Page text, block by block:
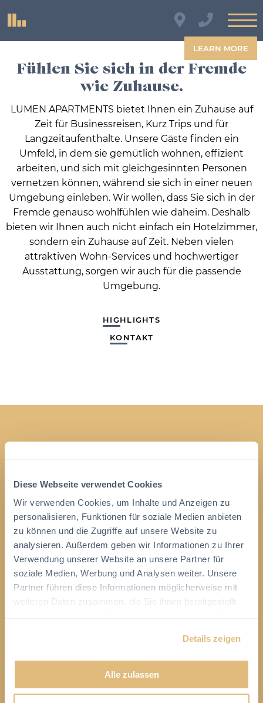
Diese Webseite verwendet Cookies
Wir verwenden Cookies, um Inhalte und Anzeigen zu
personalisieren, Funktionen für soziale Medien anbieten
zu können und die Zugriffe auf unsere Website zu
analysieren. Außerdem geben wir Informationen zu Ihrer
Verwendung unserer Website an unsere Partner für
soziale Medien, Werbung und Analysen weiter. Unsere
Partner führen diese Informationen möglicherweise mit
weiteren Daten zusammen, die Sie ihnen bereitgestellt
Details zeigen
Alle zulassen
LEARN MORE
LUMEN APARTMENTS
Ihr Zuhause.
Auf Zeit.
Fühlen Sie sich in der Fremde
wie Zuhause.
LUMEN APARTMENTS bietet Ihnen ein Zuhause auf
Zeit für Businessreisen, Kurz Trips und für
Langzeitaufenthalte. Unsere Gäste finden ein
Umfeld, in dem sie gemütlich wohnen, effizient
arbeiten, und sich mit gleichgesinnten Personen
vernetzen können, während sie sich in einer neuen
Umgebung einleben. Wir wollen, dass Sie sich in der
Fremde genauso wohlfühlen wie daheim. Deshalb
bieten wir Ihnen auch nicht einfach ein Hotelzimmer,
sondern ein Zuhause auf Zeit. Neben vielen
attraktiven Wohn-Services und hochwertiger
Ausstattung, sorgen wir auch für die passende
Umgebung.
HIGHLIGHTS
KONTAKT
Wi-Fi
Kostenfreies, schnelles Wi-
Fi in jedem Apartment.
Ausgestattete Küche
Voll ausgestattete Küche
mit Mikrowelle,
Kühlschrank mit
Gefrierfach, Geschirrspüler,
Kaffeemaschine, etc.
Box-Spring-Betten
Bequeme Box-Spring-
Betten 160 x 200 cm.
Esstisch, Sitzecke,
Esstisch mit Stühlen,